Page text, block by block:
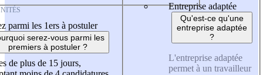
parmi les 1ers à postuler
serez-vous parmi les
premiers à postuler ?
de plus de 15 jours,
Entreprise adaptée
Qu'est-ce qu'une
entreprise adaptée
?
L'entreprise adaptée
permet à un travailleur